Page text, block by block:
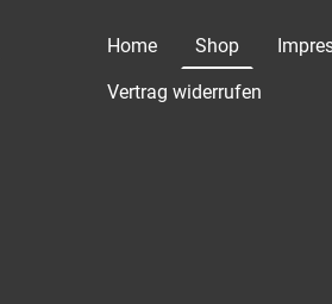
Home Shop
Vertrag widerrufen